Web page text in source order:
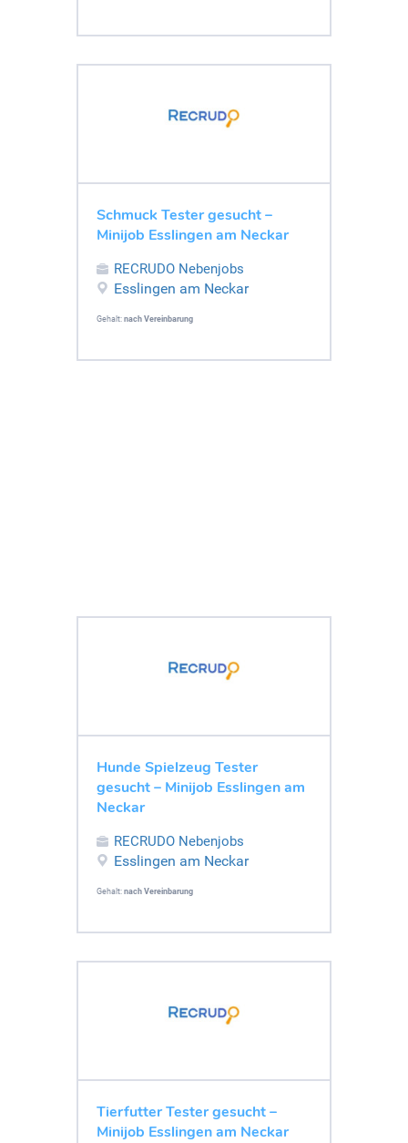
Schmuck Tester gesucht –
Minijob Esslingen am Neckar
RECRUDO Nebenjobs
Esslingen am Neckar
Gehalt: nach Vereinbarung
Hunde Spielzeug Tester
gesucht – Minijob Esslingen am
Neckar
RECRUDO Nebenjobs
Esslingen am Neckar
Gehalt: nach Vereinbarung
Tierfutter Tester gesucht –
Minijob Esslingen am Neckar